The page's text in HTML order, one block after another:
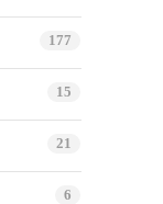
177
15
21
6